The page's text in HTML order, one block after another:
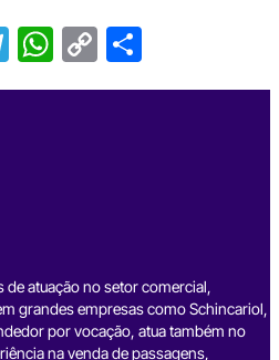
T
el
W
h
C
o
S
h
atuação no setor comercial,
grandes empresas como Schincariol,
por vocação, atua também no
na venda de passagens,